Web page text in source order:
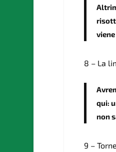
8 – La
qui:
non
9 –